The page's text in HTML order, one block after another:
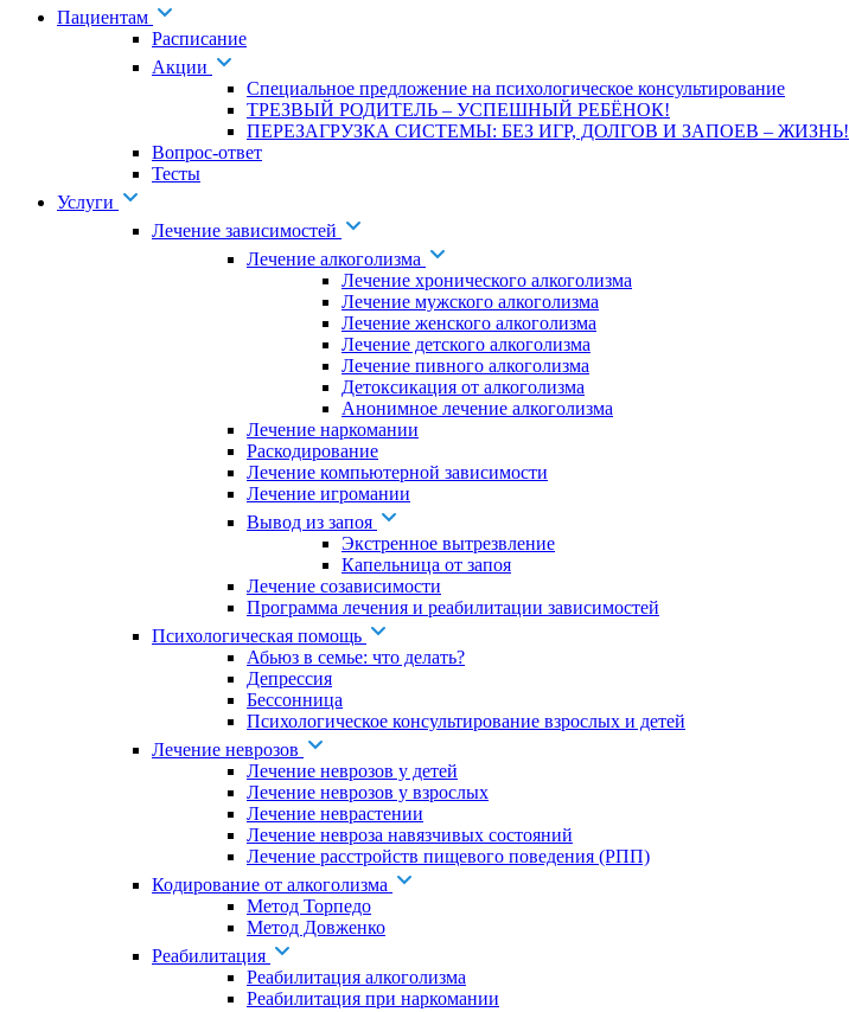
Пациентам
Расписание
Акции
Специальное предложение на психологическое консультирование
ТРЕЗВЫЙ РОДИТЕЛЬ – УСПЕШНЫЙ РЕБЁНОК!
ПЕРЕЗАГРУЗКА СИСТЕМЫ: БЕЗ ИГР, ДОЛГОВ И ЗАПОЕВ – ЖИЗНЬ!
Вопрос-ответ
Тесты
Услуги
Лечение зависимостей
Лечение алкоголизма
Лечение хронического алкоголизма
Лечение мужского алкоголизма
Лечение женского алкоголизма
Лечение детского алкоголизма
Лечение пивного алкоголизма
Детоксикация от алкоголизма
Анонимное лечение алкоголизма
Лечение наркомании
Раскодирование
Лечение компьютерной зависимости
Лечение игромании
Вывод из запоя
Экстренное вытрезвление
Капельница от запоя
Лечение созависимости
Программа лечения и реабилитации зависимостей
Психологическая помощь
Абьюз в семье: что делать?
Депрессия
Бессонница
Психологическое консультирование взрослых и детей
Лечение неврозов
Лечение неврозов у детей
Лечение неврозов у взрослых
Лечение неврастении
Лечение невроза навязчивых состояний
Лечение расстройств пищевого поведения (РПП)
Кодирование от алкоголизма
Метод Торпедо
Метод Довженко
Реабилитация
Реабилитация алкоголизма
Реабилитация при наркомании